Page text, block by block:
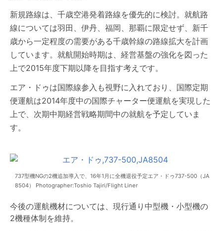
新規路線は、千歳空港発着路線を優先的に検討。就航路
線については羽田、伊丹、福岡、那覇に限定せず、新千
歳から一定程度の需要がある千歳幹線の路線拡大を計画
しています。就航開始時期は、経営基盤の強化を図った
上で2015年度下期以降を目指す考えです。
エア・ドゥは国際線参入も視野に入れており、国際定期
便運航は2014年度中の国際チャーター便運航を実現した
上で、次期中期経営戦略期間中の就航を予定していま
す。
737型機NGの2機追加導入で、16年1月に全機退役予定エア・ドゥ737-500（JA
8504） Photographer:Toshio Tajiri/Flight Liner
今後の運航機材については、現行通り中型機・小型機の
2機種体制を維持。